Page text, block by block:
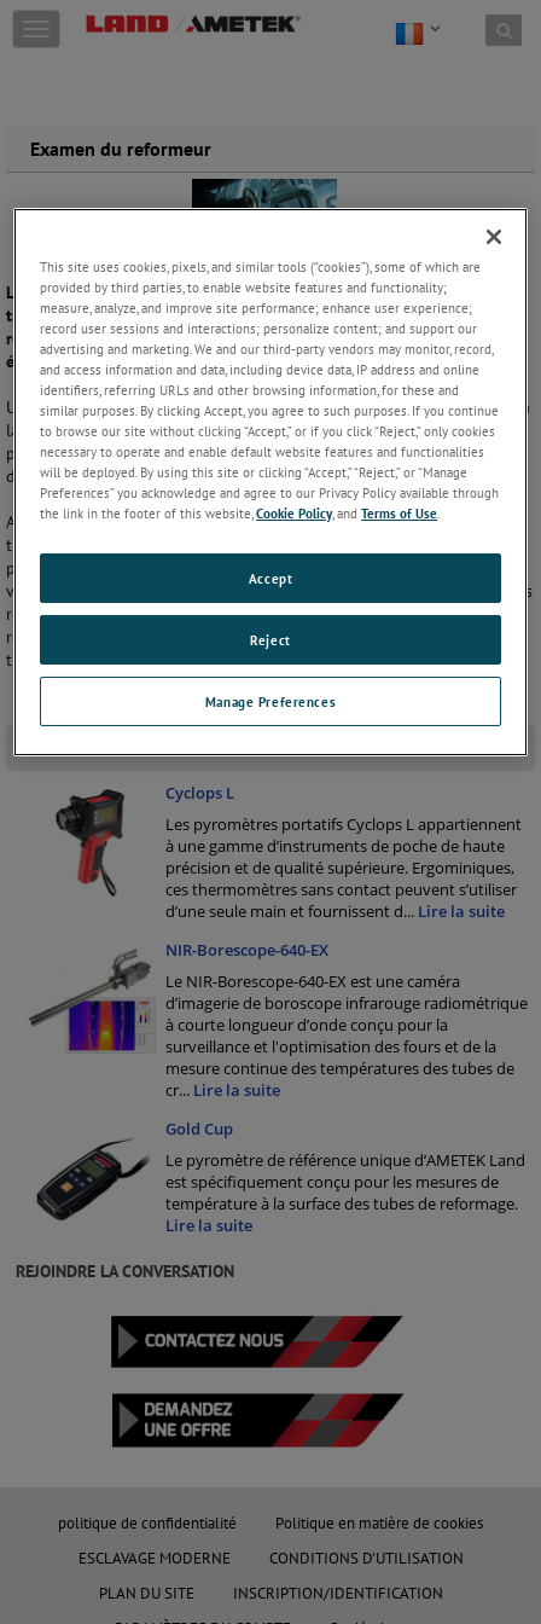
Skip to content
T
o
e
n
v
g
a
t
o
n
Examen du reformeur
Les reformeurs sont utilisés dans plusieurs applications cruciales de
traitement des hydrocarbures. Toutefois, la durée de vie des tubes de
reformage peut être considérablement réduite par les températures
élevées utilisées.
Une surveillance très précise des tubes de reformage peut contribuer à
la détection des dommages à un stade précoce, ce qui réduit la
possibilité de temps d’arrêt inattendus et autorise la programmation
de réparations au moment le plus opportun.
AMETEK Land fournit des solutions dédiées à la surveillance
thermique de l’intérieur des reformeurs. Nos dispositifs de mesures
ponctuelles et d’imagerie continue produisent les informations dont
vous avez besoin pour examiner précisément votre reformeur en temps
réel. Nous proposons en outre le thermomètre Gold Cup, véritable
référence du secteur pour les mesures de température de la paroi du
tube.
-
Cyclops L
Les pyromètres portatifs Cyclops L appartiennent
à une gamme d’instruments de poche de haute
précision et de qualité supérieure. Ergominiques,
ces thermomètres sans contact peuvent s’utiliser
d’une seule main et fournissent d... Lire la suite
NIR-Borescope-640-EX
Le NIR-Borescope-640-EX est une caméra
d’imagerie de boroscope infrarouge radiométrique
à courte longueur d’onde conçu pour la
surveillance et l'optimisation des fours et de la
mesure continue des températures des tubes de
cr... Lire la suite
Gold Cup
Le pyromètre de référence unique d’AMETEK Land
est spécifiquement conçu pour les mesures de
température à la surface des tubes de reformage.
Lire la suite
REJOINDRE LA CONVERSATION
politique de confidentialité
Politique en matière de cookies
ESCLAVAGE MODERNE
CONDITIONS D'UTILISATION
PLAN DU SITE
INSCRIPTION/IDENTIFICATION
This site uses cookies, pixels, and similar tools (“cookies”), some of which are
provided by third parties, to enable website features and functionality;
measure, analyze, and improve site performance; enhance user experience;
record user sessions and interactions; personalize content; and support our
advertising and marketing. We and our third-party vendors may monitor, record,
and access information and data, including device data, IP address and online
identifiers, referring URLs and other browsing information, for these and
similar purposes. By clicking Accept, you agree to such purposes. If you continue
to browse our site without clicking “Accept,” or if you click “Reject,” only cookies
necessary to operate and enable default website features and functionalities
will be deployed. By using this site or clicking “Accept,” “Reject,” or “Manage
Preferences” you acknowledge and agree to our Privacy Policy available through
the link in the footer of this website,Cookie Policy, andTerms of Use.
Manage Preferences
Reject
Accept